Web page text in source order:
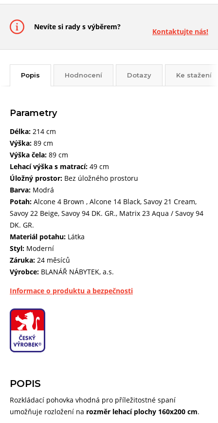
Nevíte si rady s výběrem?
Kontaktujte nás!
Popis Hodnocení Dotazy Ke stažení
POPIS
Rozkládací pohovka vhodná pro příležitostné spaní
umožňuje rozložení na rozměr lehací plochy 160x200 cm.
Parametry
Délka: 214 cm
Výška: 89 cm
Výška čela: 89 cm
Lehací výška s matrací: 49 cm
Úložný prostor: Bez úložného prostoru
Barva: Modrá
Potah: Alcone 4 Brown , Alcone 14 Black, Savoy 21 Cream,
Savoy 22 Beige, Savoy 94 DK. GR., Matrix 23 Aqua / Savoy 94
DK. GR.
Materiál potahu: Látka
Styl: Moderní
Záruka: 24 měsíců
Výrobce: BLANÁŘ NÁBYTEK, a.s.
Informace o produktu a bezpečnosti